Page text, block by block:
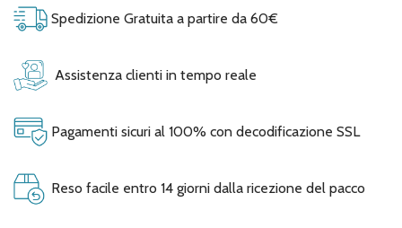
Spedizione Gratuita a partire da 60€
Assistenza clienti in tempo reale
Pagamenti sicuri al 100% con decodificazione SSL
Reso facile entro 14 giorni dalla ricezione del pacco